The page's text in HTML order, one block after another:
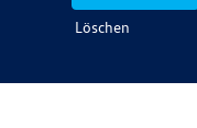
Löschen